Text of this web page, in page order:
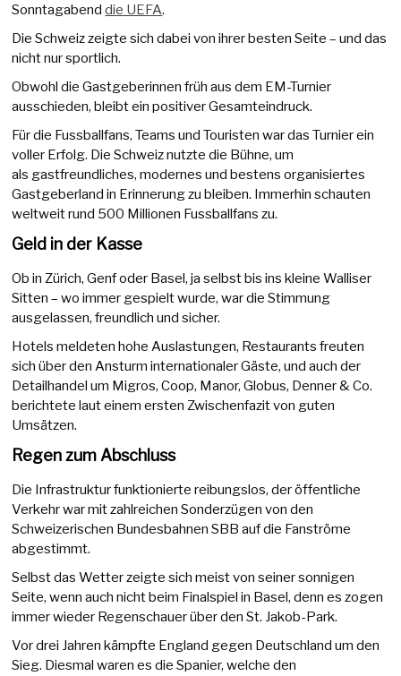
Sonntagabenddie UEFA.
Die Schweiz zeigte sich dabei von ihrer besten Seite – und das
nicht nur sportlich.
Obwohl die Gastgeberinnen früh aus dem EM-Turnier
ausschieden, bleibt ein positiver Gesamteindruck.
Für die Fussballfans, Teams und Touristen war das Turnier ein
voller Erfolg. Die Schweiz nutzte die Bühne, um
als gastfreundliches, modernes und bestens organisiertes
Gastgeberland in Erinnerung zu bleiben. Immerhin schauten
weltweit rund 500 Millionen Fussballfans zu.
Geld in der Kasse
Ob in Zürich, Genf oder Basel, ja selbst bis ins kleine Walliser
Sitten – wo immer gespielt wurde, war die Stimmung
ausgelassen, freundlich und sicher.
Hotels meldeten hohe Auslastungen, Restaurants freuten
sich über den Ansturm internationaler Gäste, und auch der
Detailhandel um Migros, Coop, Manor, Globus, Denner & Co.
berichtete laut einem ersten Zwischenfazit von guten
Umsätzen.
Regen zum Abschluss
Die Infrastruktur funktionierte reibungslos, der öffentliche
Verkehr war mit zahlreichen Sonderzügen von den
Schweizerischen Bundesbahnen SBB auf die Fanströme
abgestimmt.
Selbst das Wetter zeigte sich meist von seiner sonnigen
Seite, wenn auch nicht beim Finalspiel in Basel, denn es zogen
immer wieder Regenschauer über den St. Jakob-Park.
Vor drei Jahren kämpfte England gegen Deutschland um den
Sieg. Diesmal waren es die Spanier, welche den